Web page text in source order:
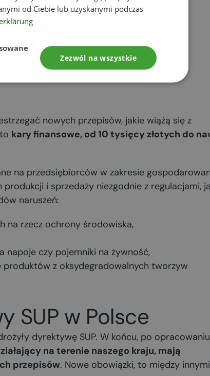
sztucznych,
ekspandowanego,
nowych przepisów, jakie wiążą się z
kary finansowe, od 10 tysięcy złotych do
na przedsiębiorców w zakresie
i sprzedaży niezgodnie z regulacjami,
naruszeń:
na rzecz ochrony środowiska,
napoje czy pojemniki na żywność,
z oksydegradowalnych tworzyw
SUP w Polsce
dyrektywę SUP. W końcu, po opracowaniu
na terenie naszego kraju, mają
przepisów. Nowe obowiązki, to między
od Ciebie lub uzyskanymi podczas
Zezwól na wszystkie